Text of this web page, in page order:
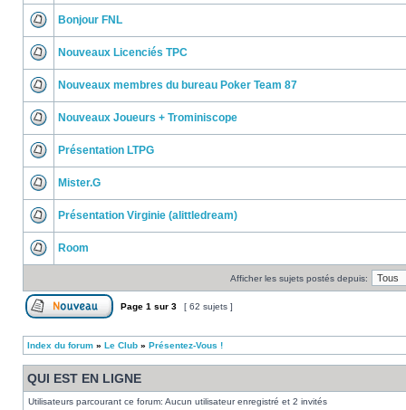
Bonjour FNL
Nouveaux Licenciés TPC
Nouveaux membres du bureau Poker Team 87
Nouveaux Joueurs + Trominiscope
Présentation LTPG
Mister.G
Présentation Virginie (alittledream)
Room
Afficher les sujets postés depuis:
Page 1 sur 3 [ 62 sujets ]
Index du forum » Le Club » Présentez-Vous !
QUI EST EN LIGNE
Utilisateurs parcourant ce forum: Aucun utilisateur enregistré et 2 invités